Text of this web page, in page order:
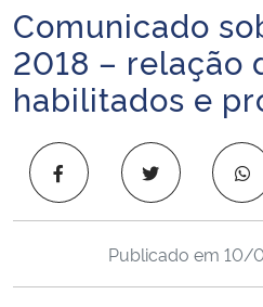
Ministério da Infraestrutura
Ministério da Agricultura, Pecuária e
Ministério da Cidadania
Início do conteúdo
Comunicado
2018 – relação
habilitados e
Publicado em 10/